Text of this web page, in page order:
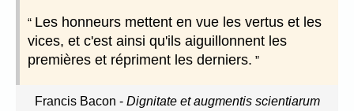
Les honneurs mettent en vue les vertus et les
vices, et c'est ainsi qu'ils aiguillonnent les
premières et répriment les derniers.
Francis Bacon - Dignitate et augmentis scientiarum